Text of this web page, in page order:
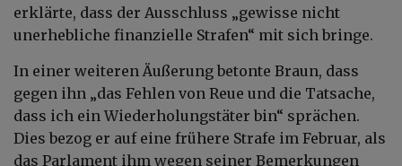
erklärte, dass der Ausschluss „gewisse nicht
unerhebliche finanzielle Strafen“ mit sich bringe.
In einer weiteren Äußerung betonte Braun, dass
gegen ihn „das Fehlen von Reue und die Tatsache,
dass ich ein Wiederholungstäter bin“ sprächen.
Dies bezog er auf eine frühere Strafe im Februar, als
das Parlament ihm wegen seiner Bemerkungen